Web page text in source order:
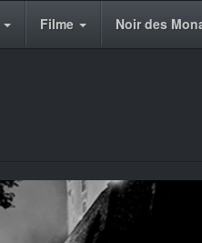
Filme Noir des